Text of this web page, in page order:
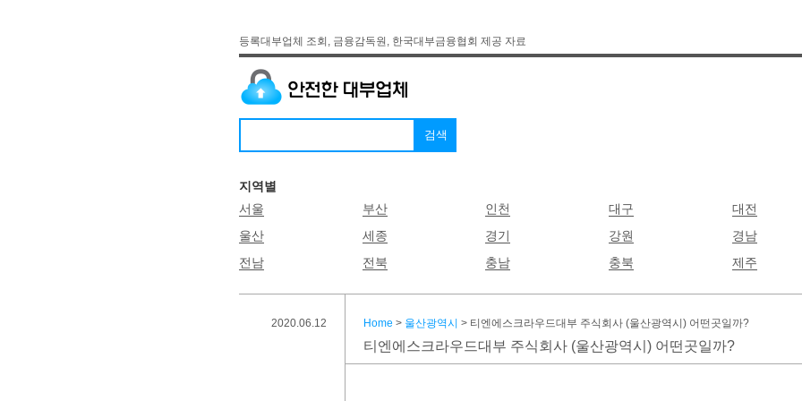
등록대부업체 조회, 금융감독원, 한국대부금융협회 제공 자료
지역별
서울
부산 인천 대구 대전
울산
세종 경기 강원 경남
전남
전북 충남 충북 제주
2020.06.12 Home > 울산광역시 > 티엔에스크라우드대부 주식회사 (울산광역시) 어떤곳일까?
티엔에스크라우드대부 주식회사 (울산광역시) 어떤곳일까?